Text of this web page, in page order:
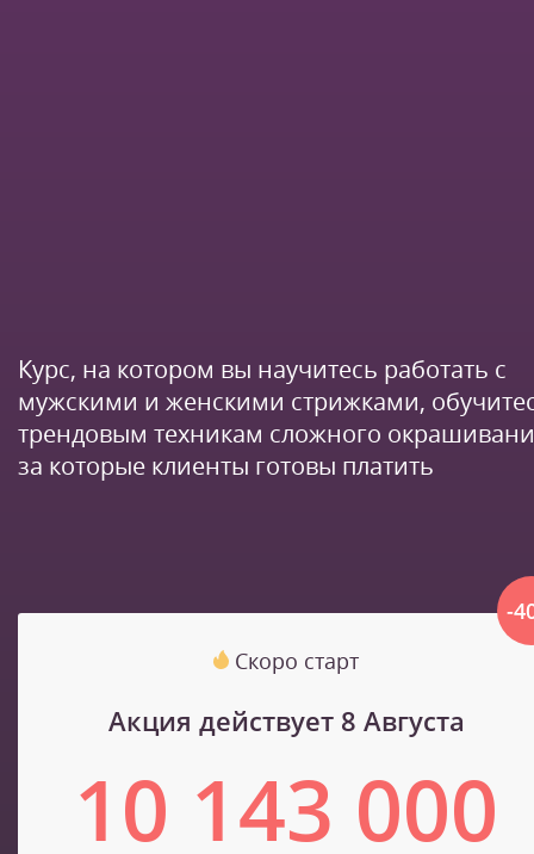
Курс, на котором вы научитесь работать с
мужскими и женскими стрижками,
трендовым техникам сложного
за которые клиенты готовы платить
-
Скоро старт
Акция действует 8 Августа
10 143 000